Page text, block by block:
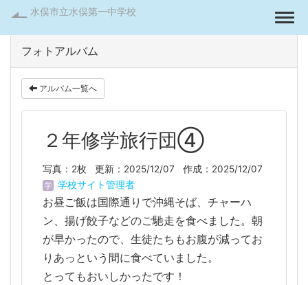
水俣市立水俣第一中学校
フォトアルバム
アルバム一覧へ
２年修学旅行団④
写真：2枚 更新：2025/12/07
作成：2025/12/07
学校サイト管理者
お昼ご飯は国際通りで沖縄そば、チャーハ
ン、揚げ餃子などのご馳走を食べました。朝
が早かったので、生徒たちもお腹が減ってお
りあっという間に食べていました。
とってもおいしかったです！